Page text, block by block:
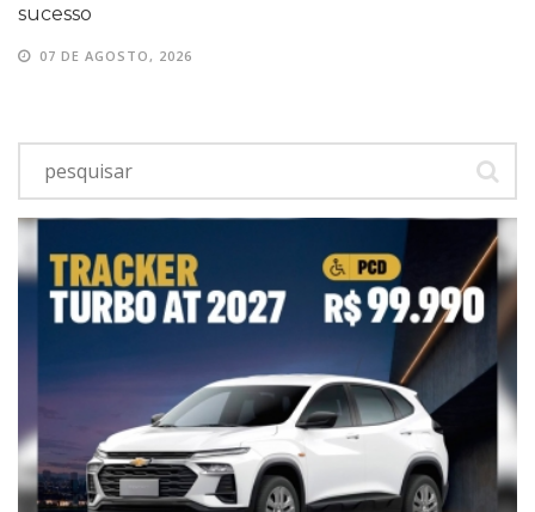
sucesso
07 DE AGOSTO, 2026